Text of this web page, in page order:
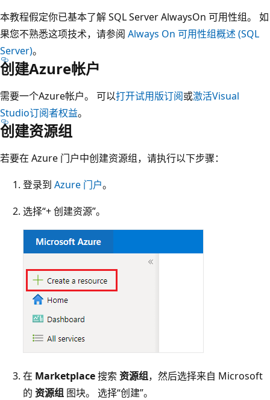
本教程假定你已基本了解 SQL Server AlwaysOn 可用性组。 如
果您不熟悉这项技术，请参阅 Always On 可用性组概述 (SQL
Server)。
创建Azure帐户
需要一个Azure帐户。 可以打开试用版订阅或激活Visual
Studio订阅者权益。
创建资源组
若要在 Azure 门户中创建资源组，请执行以下步骤：
登录到 Azure 门户。
选择“+ 创建资源”。
在 Marketplace搜索 资源组，然后选择来自 Microsoft
的 资源组 图块。 选择“创建”。